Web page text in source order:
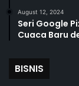
August 12, 2024
Seri Google
Cuaca Baru
BISNIS